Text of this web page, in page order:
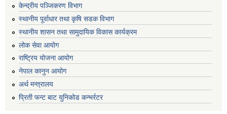
केन्द्रीय पञ्जिकरण विभाग
स्थानीय पूर्वाधार तथा कृषि सडक विभाग
स्थानीय शासन तथा सामुदायिक विकास कार्यक्रम
लोक सेवा आयोग
राष्ट्रिय योजना आयोग
नेपाल कानुन आयोग
अर्थ मन्त्रालय
प्रिती फन्ट बाट युनिकोड कन्भर्रटर